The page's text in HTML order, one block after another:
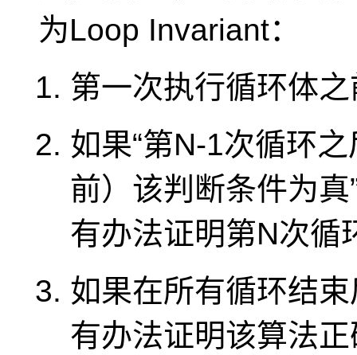
为Loop Invariant：
第一次执行循环体
如果“第N-1次循环
前）该判断条件为真
有办法证明第N次循
如果在所有循环结
有办法证明该算法